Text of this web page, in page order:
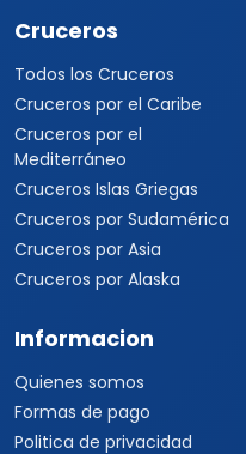
Cruceros
Todos los Cruceros
Cruceros por el Caribe
Cruceros por el
Mediterráneo
Cruceros Islas Griegas
Cruceros por Sudamérica
Cruceros por Asia
Cruceros por Alaska
Informacion
Quienes somos
Formas de pago
Politica de privacidad